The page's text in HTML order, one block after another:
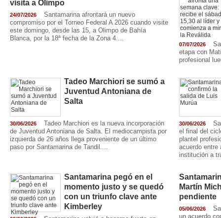
visita a Olimpo
24/07/2026
Santamarina afrontará un nuevo
compromiso por el Torneo Federal A 2026 cuando visite
este domingo, desde las 15, a Olimpo de Bahía
Blanca, por la 18ª fecha de la Zona 4....
07/07/2026
etapa con
profesional
Tadeo Marchiori se sumó a
Juventud Antoniana de
Salta
30/06/2026
Tadeo Marchiori es la nueva incorporación
de Juventud Antoniana de Salta. El mediocampista por
izquierda de 26 años llega proveniente de un último
paso por Santamarina de Tandil....
30/06/2026
el final del
plantel
acuerdo entre
institución a
Santamarina pegó en el
momento justo y se quedó
con un triunfo clave ante
Kimberley
Martín
pendiente
05/06/2026
un acuerdo